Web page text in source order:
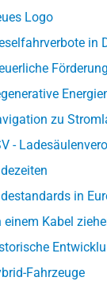
Logo
in
Förderung
zu
-
in
einem Kabel
Fahrzeuge